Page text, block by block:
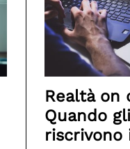
Realtà on
Quando
riscrivono